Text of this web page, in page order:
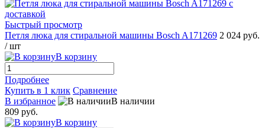
Быстрый просмотр
Петля люка для стиральной машины Bosch A171269 2 024 руб.
/ шт
В корзину
Подробнее
Купить в 1 клик Сравнение
В избранное
В наличии
809 руб.
В корзину